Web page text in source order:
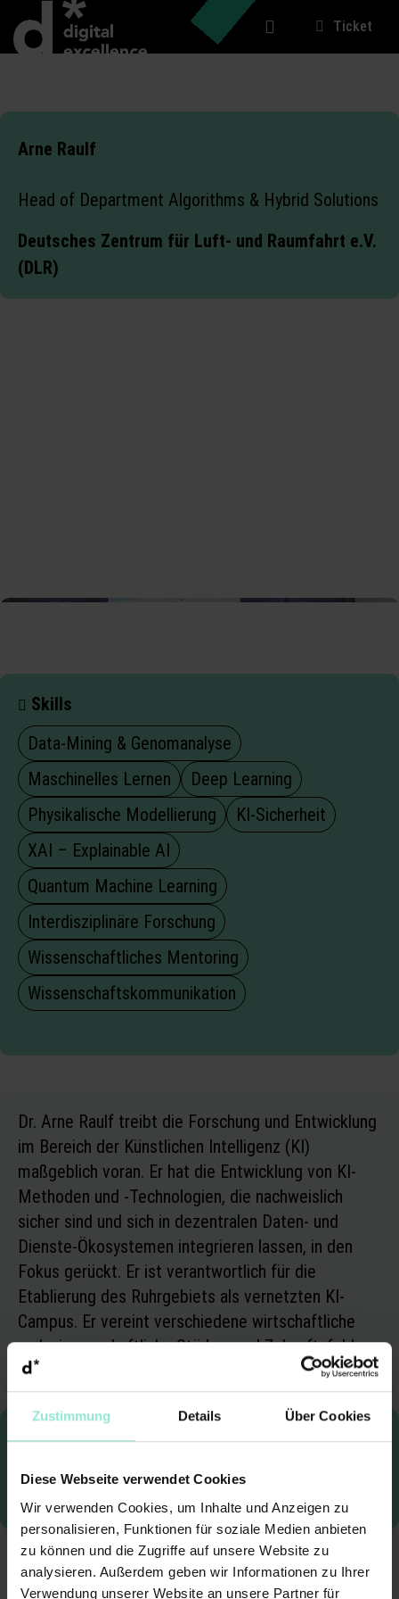
Zustimmung Details Über Cookies
Diese Webseite verwendet Cookies
Wir verwenden Cookies, um Inhalte und Anzeigen zu
personalisieren, Funktionen für soziale Medien anbieten
zu können und die Zugriffe auf unsere Website zu
analysieren. Außerdem geben wir Informationen zu Ihrer
Verwendung unserer Website an unsere Partner für
Ticket
Arne Raulf
Head of Department Algorithms & Hybrid Solutions
Deutsches Zentrum für Luft- und Raumfahrt e.V.
(DLR)
Skills
Data‑Mining & Genomanalyse
Maschinelles Lernen
Deep Learning
Physikalische Modellierung
KI‑Sicherheit
XAI – Explainable AI
Quantum Machine Learning
Interdisziplinäre Forschung
Wissenschaftliches Mentoring
Wissenschaftskommunikation
Dr. Arne Raulf treibt die Forschung und Entwicklung
im Bereich der Künstlichen Intelligenz (KI)
maßgeblich voran. Er hat die Entwicklung von KI-
Methoden und -Technologien, die nachweislich
sicher sind und sich in dezentralen Daten- und
Dienste-Ökosystemen integrieren lassen, in den
Fokus gerückt. Er ist verantwortlich für die
Etablierung des Ruhrgebiets als vernetzten KI-
Campus. Er vereint verschiedene wirtschaftliche
und wissenschaftliche Stärken und Zukunftsfelder.
Links
Arne Raulf bei LinkedIn